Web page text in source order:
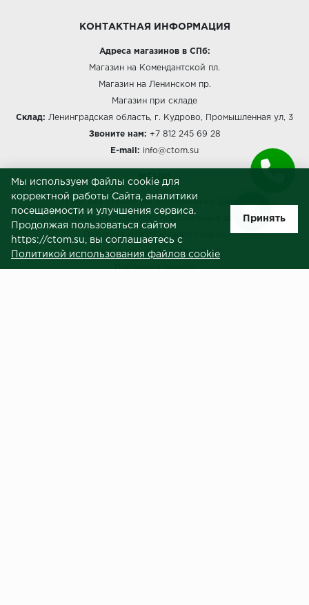
КОНТАКТНАЯ ИНФОРМАЦИЯ
Адреса магазинов в СПб:
Магазин на Комендантской пл.
Магазин на Ленинском пр.
Магазин при складе
Склад: Ленинградская область, г. Кудрово, Промышленная ул, 3
Звоните нам: +7 812 245 69 28
E-mail: info@ctom.su
МЕНЮ
Политика обработки персональных данных
Согласие на обработку персональных данных
Пользовательское соглашение
Публичная оферта
Мы используем файлы cookie для
корректной работы Сайта, аналитики
посещаемости и улучшения сервиса.
Продолжая пользоваться сайтом
https://ctom.su, вы соглашаетесь с
Политикой использования файлов cookie
Принять